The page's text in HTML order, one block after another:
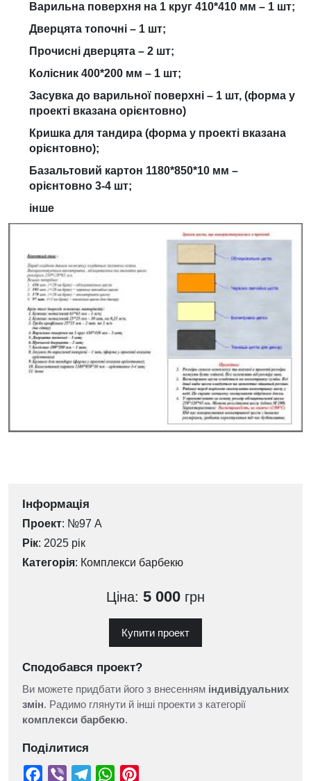
Варильна поверхня на 1 круг 410*410 мм – 1 шт;
Дверцята топочні – 1 шт;
Прочисні дверцята – 2 шт;
Колісник 400*200 мм – 1 шт;
Засувка до варильної поверхні – 1 шт, (форма у
проекті вказана орієнтовно)
Кришка для тандира (форма у проекті вказана
орієнтовно);
Базальтовий картон 1180*850*10 мм –
орієнтовно 3-4 шт;
інше
Інформація
Проект: №97 А
Рік: 2025 рік
Категорія: Комплекси барбекю
Ціна: 5 000 грн
Купити проект
Сподобався проект?
Ви можете придбати його з внесенням індивідуальних
змін. Радимо глянути й інші проекти з категорії
комплекси барбекю.
Поділитися